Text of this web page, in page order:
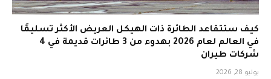
كيف ستتقاعد الطائرة ذات الهيكل العريض الأكثر تسليمًا
في العالم لعام 2026 بهدوء من 3 طائرات قديمة في 4
شركات طيران
يوليو 28, 2026